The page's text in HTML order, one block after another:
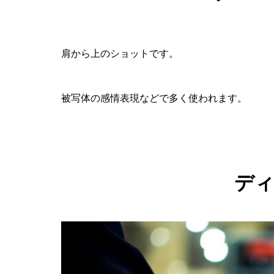
肩から上のショットです。
被写体の感情表現などで多く使われます。
デ